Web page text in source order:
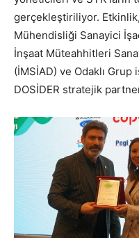
gerçekleştiriliyor.
Mühendisliği Sanayici
İnşaat Müteahhitleri
(İMSİAD) ve Odaklı Grup
DOSİDER stratejik